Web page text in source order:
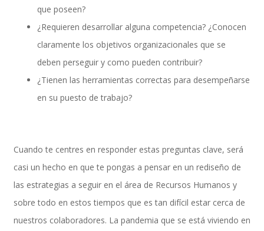
Firma Electrónica con DocuSign
SAP SuccessFactors Training Education
Soporte SuccessFactors
que poseen?
¿Requieren desarrollar alguna competencia? ¿Conocen
claramente los objetivos organizacionales que se
deben perseguir y como pueden contribuir?
¿Tienen las herramientas correctas para desempeñarse
en su puesto de trabajo?
Cuando te centres en responder estas preguntas clave, será
casi un hecho en que te pongas a pensar en un rediseño de
las estrategias a seguir en el área de Recursos Humanos y
sobre todo en estos tiempos que es tan difícil estar cerca de
nuestros colaboradores. La pandemia que se está viviendo en